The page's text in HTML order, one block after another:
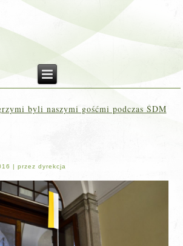
byli naszymi gośćmi podczas ŚDM
|przez dyrekcja